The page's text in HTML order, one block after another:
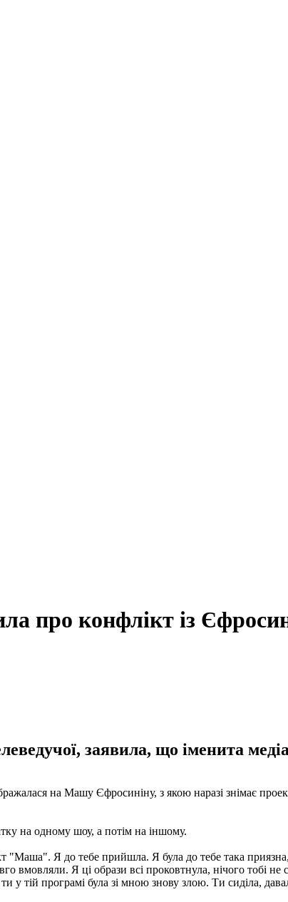
про конфлікт із
заявила, що іменита
на Машу Єфросиніну, з якою наразі знімає
на одному шоу, а потім на іншому.
Я до тебе прийшла. Я була до тебе така приязна,
вмовляли. Я ці образи всі проковтнула, нічого тобі
у тій програмі була зі мною знову злою. Ти сиділа,